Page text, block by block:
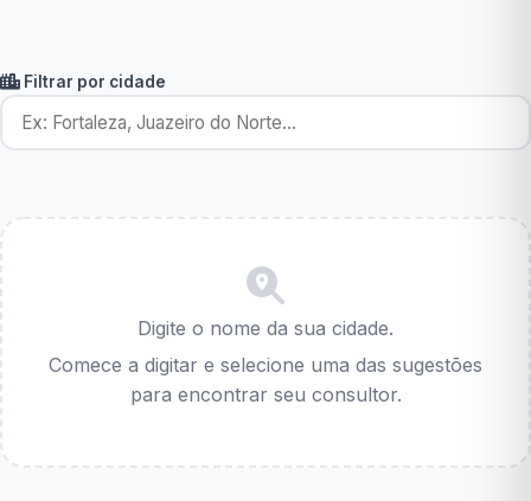
Filtrar por cidade
Digite o nome da sua cidade.
Comece a digitar e selecione uma das sugestões
para encontrar seu consultor.